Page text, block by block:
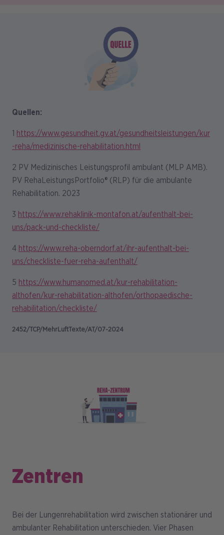
Quellen:
1 https://www.gesundheit.gv.at/gesundheitsleistungen/kur
-reha/medizinische-rehabilitation.html
2 PV Medizinisches Leistungsprofil ambulant (MLP AMB).
PV RehaLeistungsPortfolio® (RLP) für die ambulante
Rehabilitation. 2023
3 https://www.rehaklinik-montafon.at/aufenthalt-bei-
uns/pack-und-checkliste/
4 https://www.reha-oberndorf.at/ihr-aufenthalt-bei-
uns/checkliste-fuer-reha-aufenthalt/
5 https://www.humanomed.at/kur-rehabilitation-
althofen/kur-rehabilitation-althofen/orthopaedische-
rehabilitation/checkliste/
2452/TCP/MehrLuftTexte/AT/07-2024
Zentren
Bei der Lungenrehabilitation wird zwischen stationärer und
ambulanter Rehabilitation unterschieden. Vier Phasen